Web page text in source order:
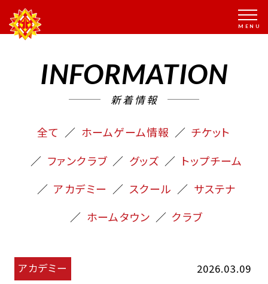
INFORMATION
新着情報
全て ホームゲーム情報
チケット
ファンクラブ
グッズ
トップチーム
アカデミー
スクール
サステナ
ホームタウン
クラブ
アカデミー 2026.03.09